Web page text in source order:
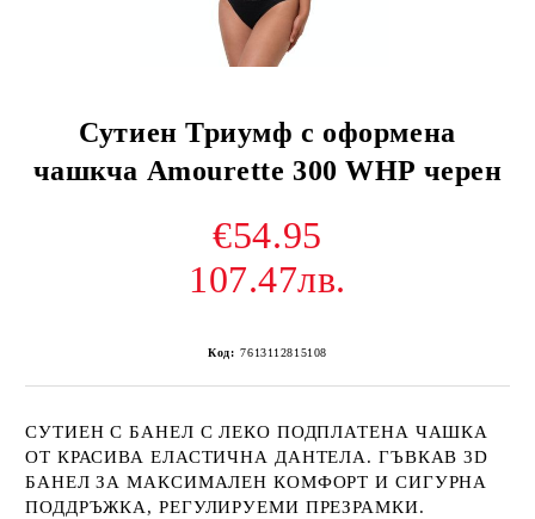
Сутиен Триумф с оформена
чашкча Amourette 300 WHP черен
€54.95
107.47лв.
Код: 7613112815108
СУТИЕН С БАНЕЛ С ЛЕКО ПОДПЛАТЕНА ЧАШКА
ОТ КРАСИВА ЕЛАСТИЧНА ДАНТЕЛА. ГЪВКАВ 3D
БАНЕЛ ЗА МАКСИМАЛЕН КОМФОРТ И СИГУРНА
ПОДДРЪЖКА, РЕГУЛИРУЕМИ ПРЕЗРАМКИ.